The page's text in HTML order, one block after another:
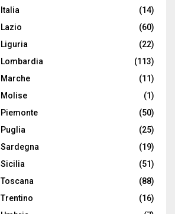
Italia
(14)
Lazio
(60)
Liguria
(22)
Lombardia
(113)
Marche
(11)
Molise
(1)
Piemonte
(50)
Puglia
(25)
Sardegna
(19)
Sicilia
(51)
Toscana
(88)
Trentino
(16)